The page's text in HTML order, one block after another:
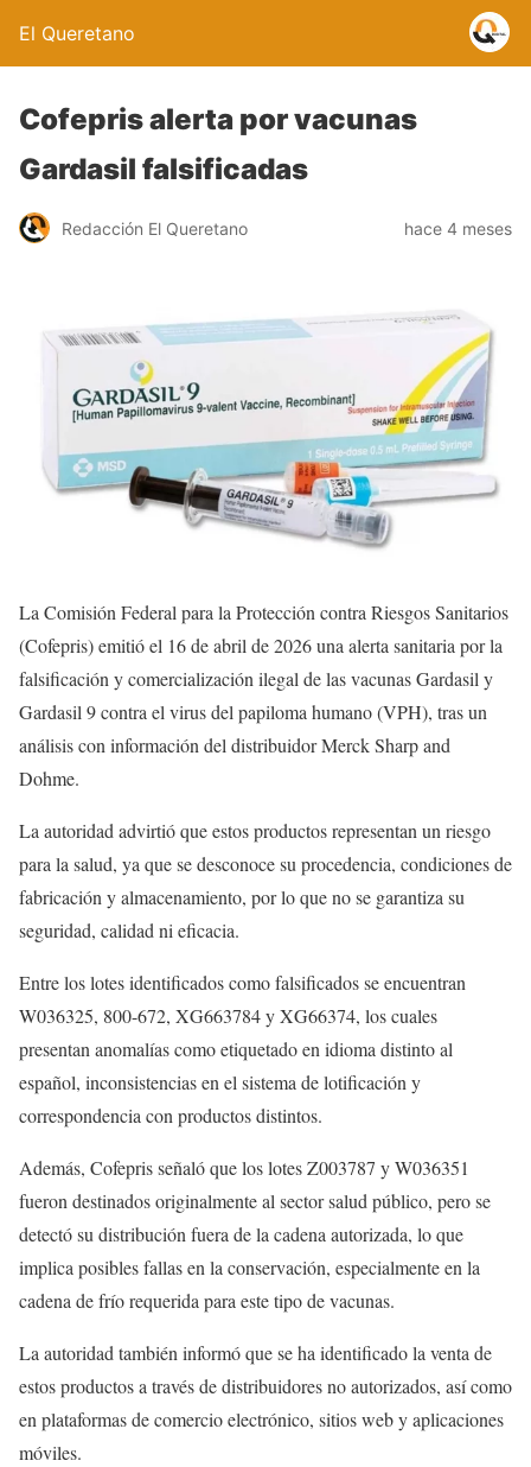
El Queretano
Cofepris alerta por vacunas
Gardasil falsificadas
Redacción El Queretano hace 4 meses
La Comisión Federal para la Protección contra Riesgos Sanitarios
(Cofepris) emitió el 16 de abril de 2026 una alerta sanitaria por la
falsificación y comercialización ilegal de las vacunas Gardasil y
Gardasil 9 contra el virus del papiloma humano (VPH), tras un
análisis con información del distribuidor Merck Sharp and
Dohme.
La autoridad advirtió que estos productos representan un riesgo
para la salud, ya que se desconoce su procedencia, condiciones de
fabricación y almacenamiento, por lo que no se garantiza su
seguridad, calidad ni eficacia.
Entre los lotes identificados como falsificados se encuentran
W036325, 800-672, XG663784 y XG66374, los cuales
presentan anomalías como etiquetado en idioma distinto al
español, inconsistencias en el sistema de lotificación y
correspondencia con productos distintos.
Además, Cofepris señaló que los lotes Z003787 y W036351
fueron destinados originalmente al sector salud público, pero se
detectó su distribución fuera de la cadena autorizada, lo que
implica posibles fallas en la conservación, especialmente en la
cadena de frío requerida para este tipo de vacunas.
La autoridad también informó que se ha identificado la venta de
estos productos a través de distribuidores no autorizados, así como
en plataformas de comercio electrónico, sitios web y aplicaciones
móviles.